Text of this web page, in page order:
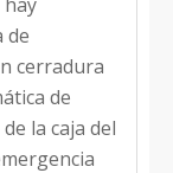
de
cerradura
de
la caja del